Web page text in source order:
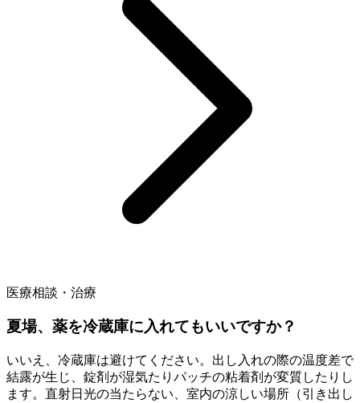
医療相談・治療
夏場、薬を冷蔵庫に入れてもいいですか？
いいえ、冷蔵庫は避けてください。出し入れの際の温度差で
結露が生じ、錠剤が湿気たりパッチの粘着剤が変質したりし
ます。直射日光の当たらない、室内の涼しい場所（引き出し